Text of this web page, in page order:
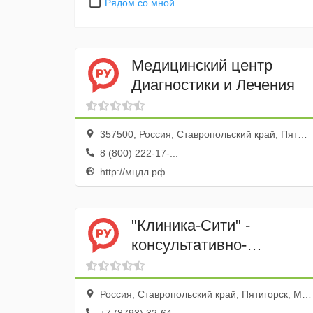
Рядом со мной
Медицинский центр
Диагностики и Лечения
357500, Россия, Ставропольский край, Пятигорск, Московская улица, 96
8 (800) 222-17-...
http://мцдл.рф
"Клиника-Сити" -
консультативно-
диагностический центр
Россия, Ставропольский край, Пятигорск, Московская улица, 76Б